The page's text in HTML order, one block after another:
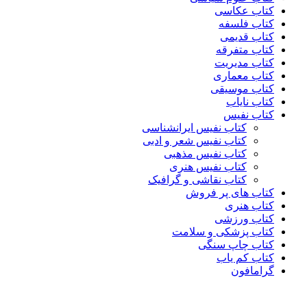
کتاب عکاسی
کتاب فلسفه
کتاب قدیمی
کتاب متفرقه
کتاب مدیریت
کتاب معماری
کتاب موسیقی
کتاب نایاب
کتاب نفیس
کتاب نفیس ایرانشناسی
کتاب نفیس شعر و ادبی
کتاب نفیس مذهبی
کتاب نفیس هنری
کتاب نقاشی و گرافیک
کتاب های پر فروش
کتاب هنری
کتاب ورزشی
کتاب پزشکی و سلامت
کتاب چاپ سنگی
کتاب کم یاب
گرامافون